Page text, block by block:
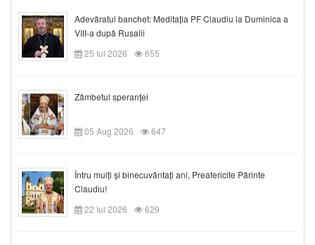
Adevăratul banchet: Meditația PF Claudiu la Duminica a
VIII-a după Rusalii
25 Iul 2026
655
Zâmbetul speranței
05 Aug 2026 647
Întru mulți și binecuvântați ani, Preafericite Părinte
Claudiu!
22 Iul 2026
629